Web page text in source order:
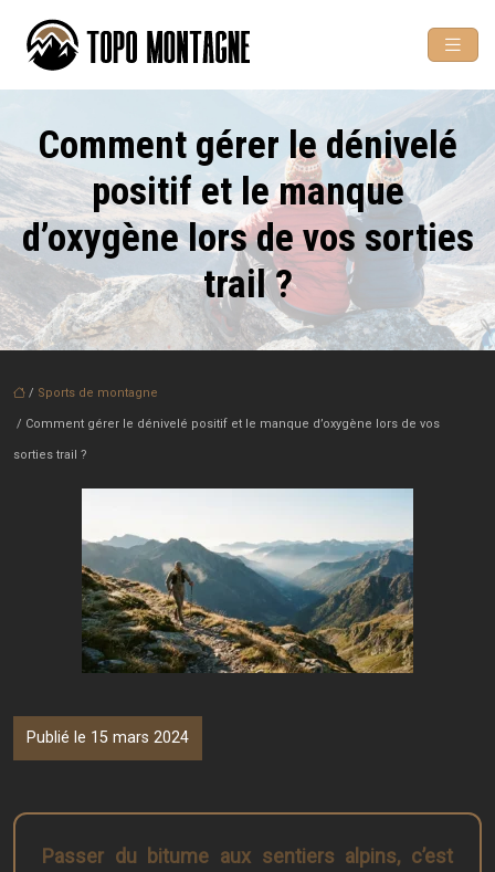
Comment gérer le dénivelé
positif et le manque
d’oxygène lors de vos sorties
trail ?
/ Sports de montagne
/ Comment gérer le dénivelé positif et le manque d’oxygène lors de vos
sorties trail ?
Publié le 15 mars 2024
Passer du bitume aux sentiers alpins, c’est